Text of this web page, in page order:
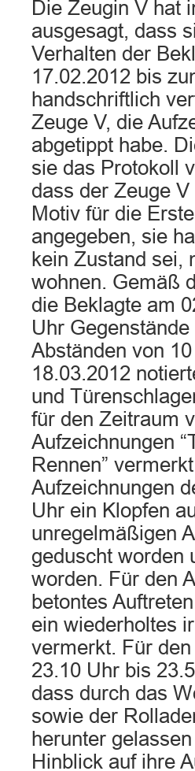
Die Zeugin V hat
ausgesagt, dass
Verhalten der
17.02.2012 bis
handschriftlich
Zeuge V, die
abgetippt habe.
sie das Protokoll
dass der Zeuge
Motiv für die
angegeben, sie
kein Zustand sei,
wohnen. Gemäß
die Beklagte am
Uhr
Abständen von
18.03.2012
und
für den Zeitraum
Aufzeichnungen
Rennen”
Aufzeichnungen
Uhr ein Klopfen
unregelmäßigen
geduscht worden
worden. Für den
betontes
ein wiederholtes
vermerkt. Für
23.10 Uhr bis
dass durch das
sowie der
herunter
Hinblick auf ihre